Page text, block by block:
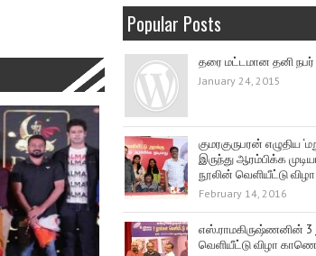
Popular Posts
தரை மட்டமான தனி நபர்
January 24, 2015
குமரகுருபரன் எழுதிய
இருந்து ஆரம்பிக்க
நூலின் வெளியீட்டு விழா
February 14, 2016
எஸ்.ராமகிருஷ்ணனின்
வெளியீட்டு விழா